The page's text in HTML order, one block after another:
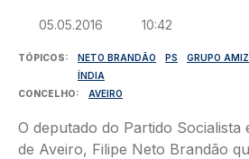
05.05.2016 10:42
TÓPICOS NETO BRANDÃO PS GRUPO
ÍNDIA
CONCELHO
AVEIRO
O deputado do Partido
de Aveiro, Filipe Neto Brandão